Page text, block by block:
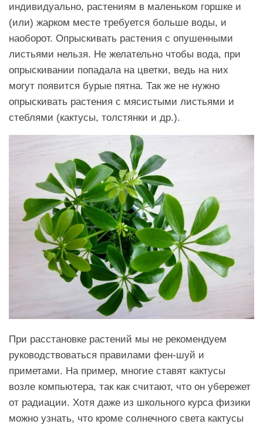
индивидуально, растениям в маленьком горшке и
(или) жарком месте требуется больше воды, и
наоборот. Опрыскивать растения с опушенными
листьями нельзя. Не желательно чтобы вода, при
опрыскивании попадала на цветки, ведь на них
могут появится бурые пятна. Так же не нужно
опрыскивать растения с мясистыми листьями и
стеблями (кактусы, толстянки и др.).
При расстановке растений мы не рекомендуем
руководствоваться правилами фен-шуй и
приметами. На пример, многие ставят кактусы
возле компьютера, так как считают, что он убережет
от радиации. Хотя даже из школьного курса физики
можно узнать, что кроме солнечного света кактусы